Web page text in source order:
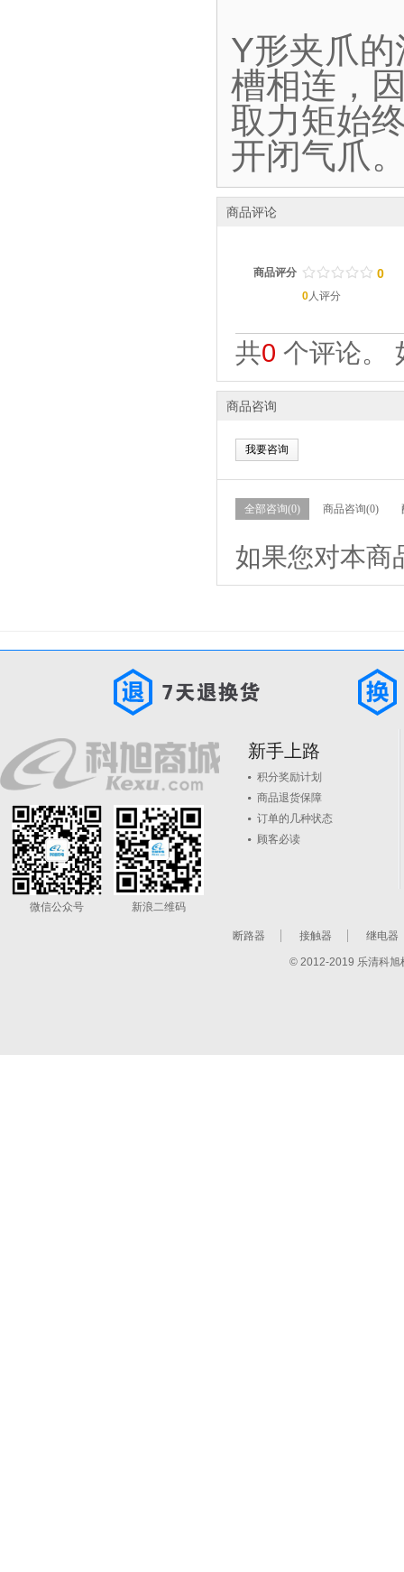
Y形夹爪
槽相连，
取力矩始
开闭气爪
商品评论
商品评分 / / / / /
. . . . . 0
0人评分
共0 个评论。
商品咨询
我要咨询
全部咨询(0) 商品咨询(0)
如果您对本商
新手上路
积分奖励计划
商品退货保障
继电器